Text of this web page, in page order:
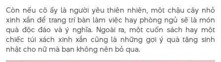
Còn nếu cô ấy là người yêu thiên nhiên, một chậu cây nhỏ
xinh xắn để trang trí bàn làm việc hay phòng ngủ sẽ là món
quà độc đáo và ý nghĩa. Ngoài ra, một cuốn sách hay một
chiếc túi xách xinh xắn cũng là những gợi ý quà tặng sinh
nhật cho nữ mà bạn không nên bỏ qua.